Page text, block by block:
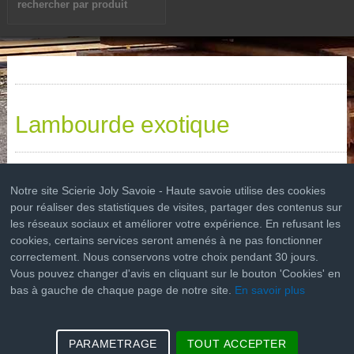
Lambourde exotique
de terrasse solide et durable. Elles sont indispensables si vous
choisissez un platelage en lames exotique ou avec les lames en
composites.
Lambourdes abouté BANGKIRAI KD 42x65 en 4m : 7.55€/ml TTC
Livraison Mentions Légales Manager Plan du site
Notre site Scierie Joly Savoie - Haute savoie utilise des cookies
pour réaliser des statistiques de visites, partager des contenus sur
les réseaux sociaux et améliorer votre expérience. En refusant les
cookies, certains services seront amenés à ne pas fonctionner
correctement. Nous conservons votre choix pendant 30 jours.
Vous pouvez changer d'avis en cliquant sur le bouton 'Cookies' en
bas à gauche de chaque page de notre site. En savoir plus
PARAMETRAGE TOUT ACCEPTER